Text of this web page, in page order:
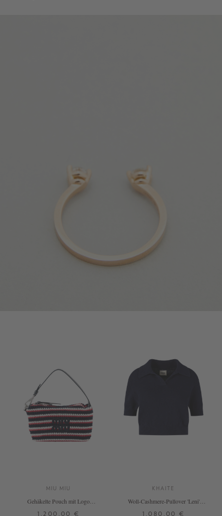
MIU MIU
Gehäkelte Pouch mit Logo
1.200,00 €
KHAITE
Woll-Cashmere-Pullover 'Leni'
1.080,00 €